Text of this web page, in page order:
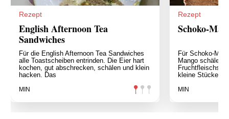
Rezept
English Afternoon Tea
Sandwiches
Für die English Afternoon Tea Sandwiches
alle Toastscheiben entrinden. Die Eier hart
kochen, gut abschrecken, schälen und klein
hacken. Das
MIN
Rezept
Schoko-
Für Schoko-
Mango schälen.
Fruchtfleischs
kleine Stücke
MIN